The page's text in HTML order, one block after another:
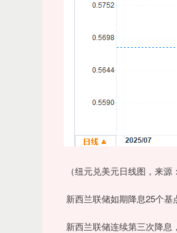
（纽元兑美元日线图，来源
新西兰联储如期降息25个基
新西兰联储连续第三次降息，